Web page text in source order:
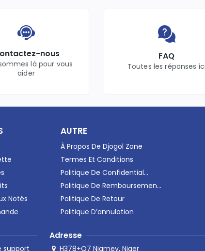
nous
là pour vous
aider
FAQ
Toutes les réponses
Notés
AUTRE
À Propos De Djogol Zone
Termes Et Conditions
Politique De Confidential...
Politique De Remboursemen...
Politique De Retour
Politique D’annulation
support
Adresse
H378+Q7 Niamey, Niger